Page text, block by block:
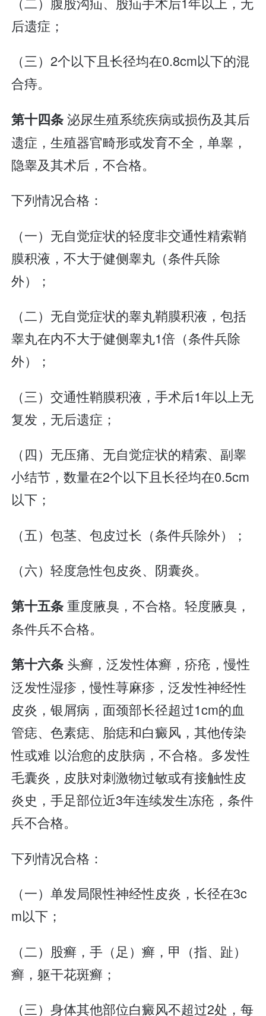
后遗症；
（三）2个以下且长径均在0.8cm以下的混
合痔。
第十四条泌尿生殖系统疾病或损伤及其后
遗症，生殖器官畸形或发育不全，单睾，
隐睾及其术后，不合格。
下列情况合格：
（一）无自觉症状的轻度非交通性精索鞘
膜积液，不大于健侧睾丸（条件兵除
外）；
（二）无自觉症状的睾丸鞘膜积液，包括
睾丸在内不大于健侧睾丸1倍（条件兵除
外）；
（三）交通性鞘膜积液，手术后1年以上无
复发，无后遗症；
（四）无压痛、无自觉症状的精索、副睾
小结节，数量在2个以下且长径均在0.5cm
以下；
（五）包茎、包皮过长（条件兵除外）；
（六）轻度急性包皮炎、阴囊炎。
第十五条重度腋臭，不合格。轻度腋臭，
条件兵不合格。
第十六条 头癣，泛发性体癣，疥疮，慢性
泛发性湿疹，慢性荨麻疹，泛发性神经性
皮炎，银屑病，面颈部长径超过1cm的血
管痣、色素痣、胎痣和白癜风，其他传染
性或难 以治愈的皮肤病，不合格。多发性
毛囊炎，皮肤对刺激物过敏或有接触性皮
炎史，手足部位近3年连续发生冻疮，条件
兵不合格。
下列情况合格：
（一）单发局限性神经性皮炎，长径在3c
m以下；
（二）股癣，手（足）癣，甲（指、趾）
癣，躯干花斑癣；
（三）身体其他部位白癜风不超过2处，每